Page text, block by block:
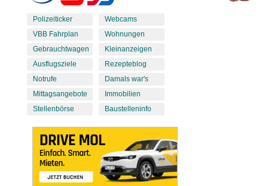
Polizeiticker
VBB Fahrplan
Gebrauchtwagen
Ausflugsziele
Notrufe
Mittagsangebote
Stellenbörse
Webcams
Wohnungen
Kleinanzeigen
Rezepteblog
Damals war's
Immobilien
Baustelleninfo